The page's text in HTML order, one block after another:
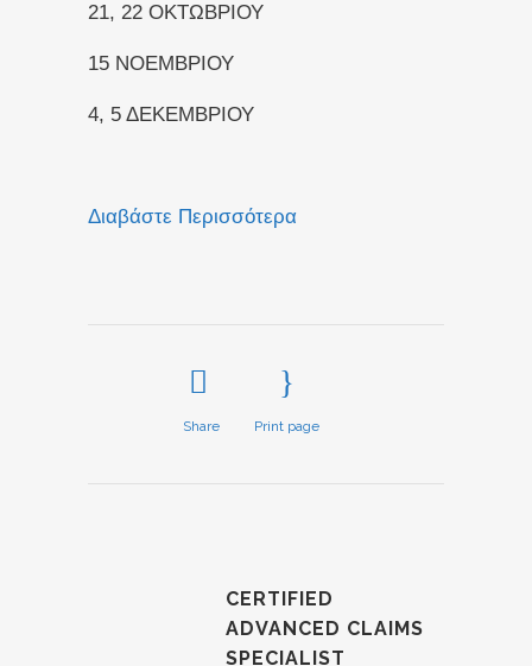
21, 22 ΟΚΤΩΒΡΙΟΥ
15 ΝΟΕΜΒΡΙΟΥ
4, 5 ΔΕΚΕΜΒΡΙΟΥ
Διαβάστε Περισσότερα
Share Print page
CERTIFIED
ADVANCED CLAIMS
SPECIALIST